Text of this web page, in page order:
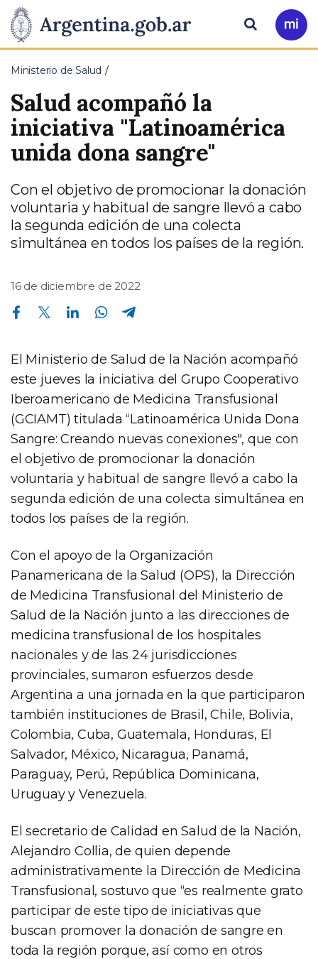
Presidencia
de
la
Nación
Pasar al contenido principal
Ir
a
Buscar
Ministerio de Salud
Salud acompañó la
iniciativa "Latinoamérica
unida dona sangre"
Con el objetivo de promocionar la donación
voluntaria y habitual de sangre llevó a cabo
la segunda edición de una colecta
simultánea en todos los países de la región.
16 de diciembre de 2022
Compartir en Facebook Compartir en Twitter Compartir en Linkedin Compartir en Whatsapp
El Ministerio de Salud de la Nación acompañó
este jueves la iniciativa del Grupo Cooperativo
Iberoamericano de Medicina Transfusional
(GCIAMT) titulada “Latinoamérica Unida Dona
Sangre: Creando nuevas conexiones", que con
el objetivo de promocionar la donación
voluntaria y habitual de sangre llevó a cabo la
segunda edición de una colecta simultánea en
todos los países de la región.
Con el apoyo de la Organización
Panamericana de la Salud (OPS), la Dirección
de Medicina Transfusional del Ministerio de
Salud de la Nación junto a las direcciones de
medicina transfusional de los hospitales
nacionales y de las 24 jurisdicciones
provinciales, sumaron esfuerzos desde
Argentina a una jornada en la que participaron
también instituciones de Brasil, Chile, Bolivia,
Colombia, Cuba, Guatemala, Honduras, El
Salvador, México, Nicaragua, Panamá,
Paraguay, Perú, República Dominicana,
Uruguay y Venezuela.
El secretario de Calidad en Salud de la Nación,
Alejandro Collia, de quien depende
administrativamente la Dirección de Medicina
Transfusional, sostuvo que “es realmente grato
participar de este tipo de iniciativas que
buscan promover la donación de sangre en
toda la región porque, así como en otros